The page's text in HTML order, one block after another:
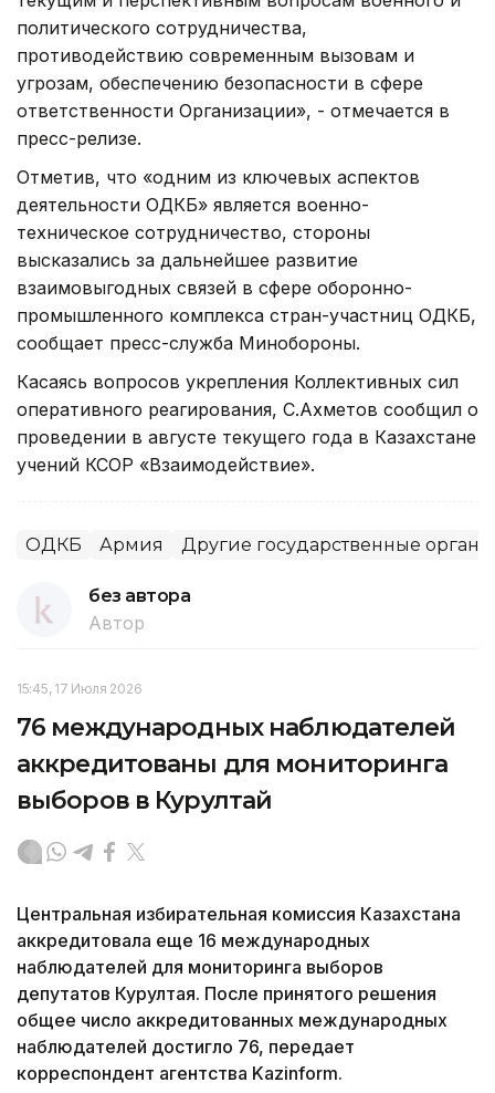
политического сотрудничества,
противодействию современным вызовам и
угрозам, обеспечению безопасности в сфере
ответственности Организации», - отмечается в
пресс-релизе.
Отметив, что «одним из ключевых аспектов
деятельности ОДКБ» является военно-
техническое сотрудничество, стороны
высказались за дальнейшее развитие
взаимовыгодных связей в сфере оборонно-
промышленного комплекса стран-участниц ОДКБ,
сообщает пресс-служба Минобороны.
Касаясь вопросов укрепления Коллективных сил
оперативного реагирования, С.Ахметов сообщил о
проведении в августе текущего года в Казахстане
учений КСОР «Взаимодействие».
ОДКБ Армия Другие государственные органы
без автора
Автор
15:45, 17 Июля 2026
76 международных наблюдателей
аккредитованы для мониторинга
выборов в Курултай
Центральная избирательная комиссия Казахстана
аккредитовала еще 16 международных
наблюдателей для мониторинга выборов
депутатов Курултая. После принятого решения
общее число аккредитованных международных
наблюдателей достигло 76, передает
корреспондент агентства Kazinform.